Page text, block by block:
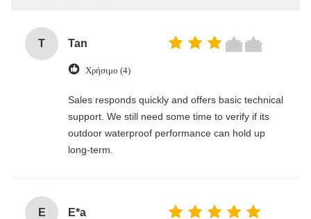
T Tan
Χρήσιμο (4)
Sales responds quickly and offers basic technical
support. We still need some time to verify if its
outdoor waterproof performance can hold up
long-term.
E E*a